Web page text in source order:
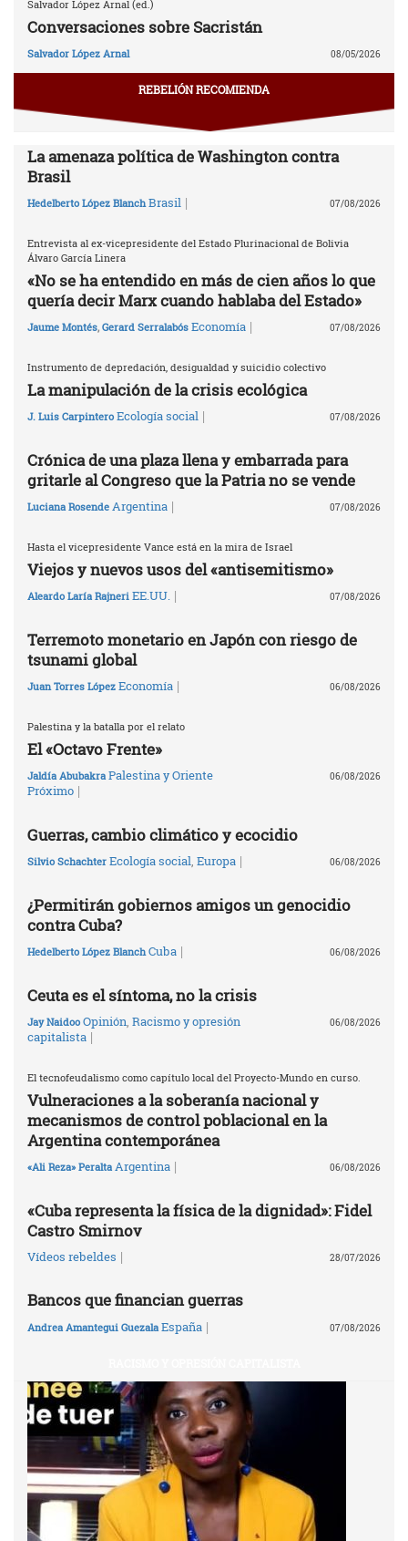
Salvador López Arnal (ed.)
Conversaciones sobre Sacristán
Salvador López Arnal 08/05/2026
REBELIÓN RECOMIENDA
La amenaza política de Washington contra
Brasil
Hedelberto López Blanch Brasil | 07/08/2026
Entrevista al ex-vicepresidente del Estado Plurinacional de Bolivia
Álvaro García Linera
«No se ha entendido en más de cien años lo que
quería decir Marx cuando hablaba del Estado»
Jaume Montés, Gerard Serralabós Economía | 07/08/2026
Instrumento de depredación, desigualdad y suicidio colectivo
La manipulación de la crisis ecológica
J. Luis Carpintero Ecología social | 07/08/2026
Crónica de una plaza llena y embarrada para
gritarle al Congreso que la Patria no se vende
Luciana Rosende Argentina | 07/08/2026
Hasta el vicepresidente Vance está en la mira de Israel
Viejos y nuevos usos del «antisemitismo»
Aleardo Laría Rajneri EE.UU. | 07/08/2026
Terremoto monetario en Japón con riesgo de
tsunami global
Juan Torres López Economía | 06/08/2026
Palestina y la batalla por el relato
El «Octavo Frente»
Jaldía Abubakra Palestina y Oriente
Próximo |
06/08/2026
Guerras, cambio climático y ecocidio
Silvio Schachter Ecología social Europa | 06/08/2026
¿Permitirán gobiernos amigos un genocidio
contra Cuba?
Hedelberto López Blanch Cuba | 06/08/2026
Ceuta es el síntoma, no la crisis
Jay Naidoo Opinión Racismo y opresión
capitalista |
06/08/2026
El tecnofeudalismo como capítulo local del Proyecto-Mundo en curso.
Vulneraciones a la soberanía nacional y
mecanismos de control poblacional en la
Argentina contemporánea
«Ali Reza» Peralta Argentina | 06/08/2026
«Cuba representa la física de la dignidad»: Fidel
Castro Smirnov
Vídeos rebeldes | 28/07/2026
Bancos que financian guerras
Andrea Amantegui Guezala España | 07/08/2026